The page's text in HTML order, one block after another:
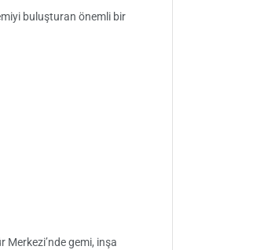
buluşturan önemli bir
gemi, inşa